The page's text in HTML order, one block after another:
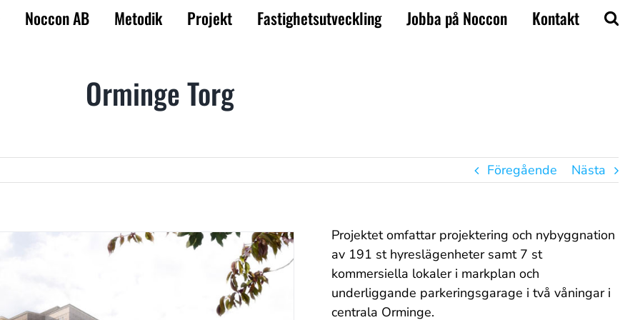
Noccon AB Metodik Projekt Fastighetsutveckling Jobba på Noccon Kontakt
Orminge Torg
Föregående Nästa
Projektet omfattar projektering och nybyggnation
av 191 st hyreslägenheter samt 7 st
kommersiella lokaler i markplan och
underliggande parkeringsgarage i två våningar i
centrala Orminge.